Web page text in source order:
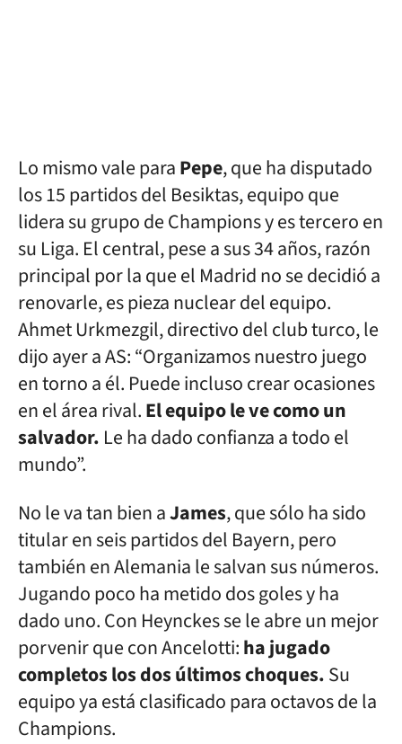
Lo mismo vale paraPepe, que ha disputado
los 15 partidos del Besiktas, equipo que
lidera su grupo de Champions y es tercero en
su Liga. El central, pese a sus 34 años, razón
principal por la que el Madrid no se decidió a
renovarle, es pieza nuclear del equipo.
Ahmet Urkmezgil, directivo del club turco, le
dijo ayer a AS: “Organizamos nuestro juego
en torno a él. Puede incluso crear ocasiones
en el área rival.El equipo le ve como un
salvador. Le ha dado confianza a todo el
mundo”.
No le va tan bien aJames, que sólo ha sido
titular en seis partidos del Bayern, pero
también en Alemania le salvan sus números.
Jugando poco ha metido dos goles y ha
dado uno. Con Heynckes se le abre un mejor
porvenir que con Ancelotti:ha jugado
completos los dos últimos choques.Su
equipo ya está clasificado para octavos de la
Champions.